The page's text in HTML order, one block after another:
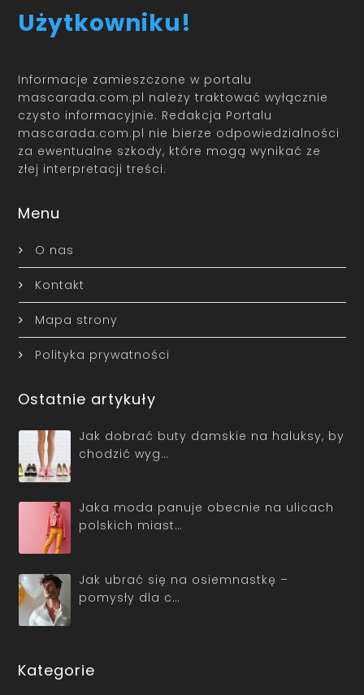
Użytkowniku!
Informacje zamieszczone w portalu
mascarada.com.pl należy traktować wyłącznie
czysto informacyjnie. Redakcja Portalu
mascarada.com.pl nie bierze odpowiedzialności
za ewentualne szkody, które mogą wynikać ze
złej interpretacji treści.
Menu
O nas
Kontakt
Mapa strony
Polityka prywatności
Ostatnie artykuły
Jak dobrać buty damskie na haluksy, by
chodzić wyg…
Jaka moda panuje obecnie na ulicach
polskich miast…
Jak ubrać się na osiemnastkę –
pomysły dla c…
Kategorie